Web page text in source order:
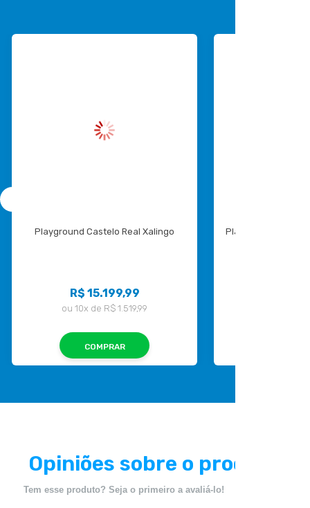
Playground Castelo Real Xalingo
R$ 15.199,99
ou 10x de R$ 1.519,99
COMPRAR
Playground Play
Opiniões sobre o produto
Tem esse produto? Seja o primeiro a avaliá-lo!